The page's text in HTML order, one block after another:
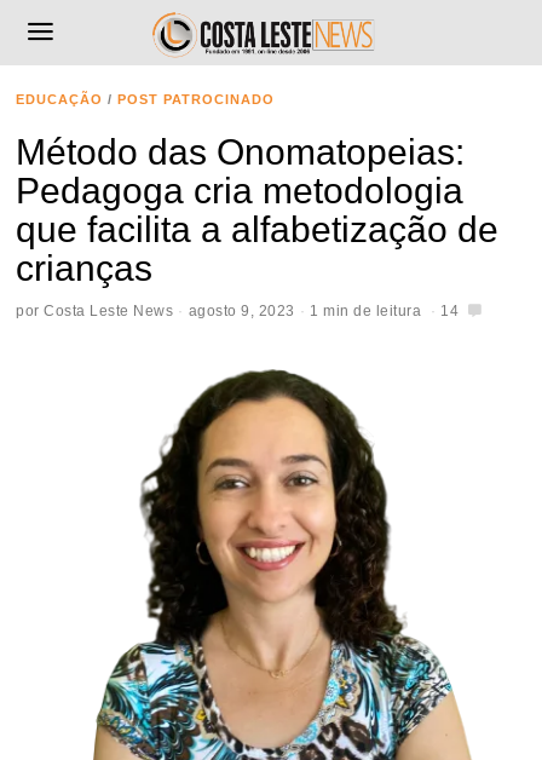
EDUCAÇÃO / POST PATROCINADO
Método das Onomatopeias:
Pedagoga cria metodologia
que facilita a alfabetização de
crianças
porCosta Leste News agosto 9, 2023 1 min de leitura 14